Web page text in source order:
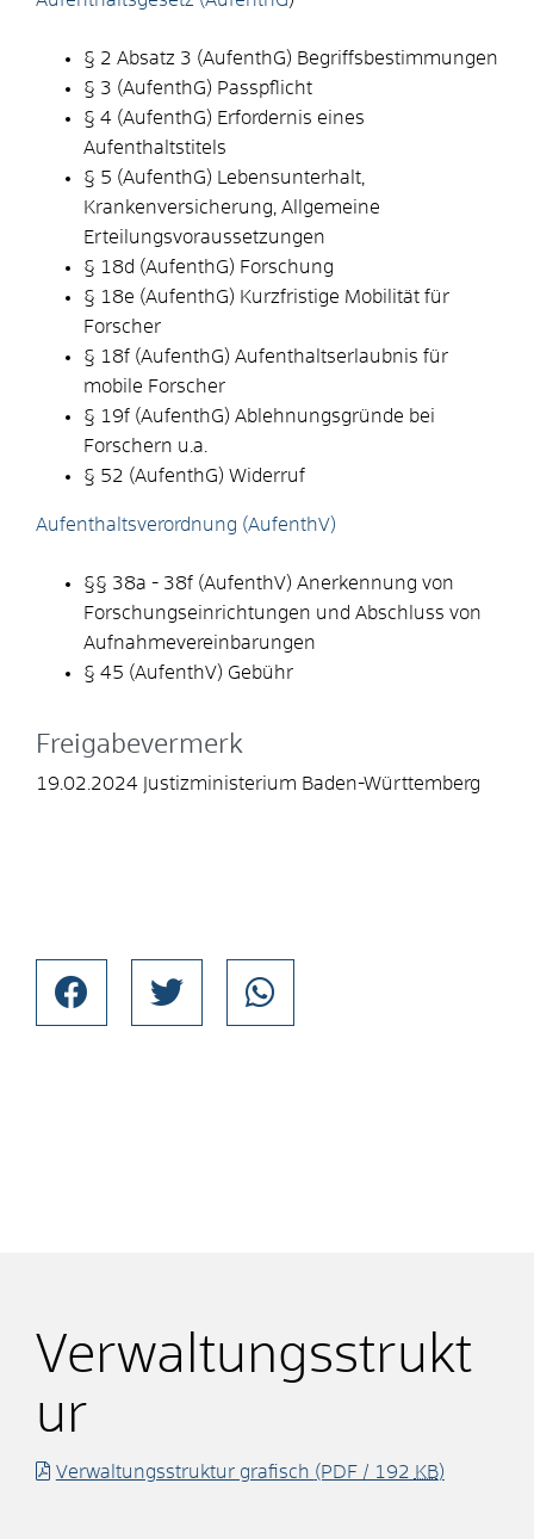
§ 2 Absatz 3 (AufenthG) Begriffsbestimmungen
§ 3 (AufenthG) Passpflicht
§ 4 (AufenthG) Erfordernis eines
Aufenthaltstitels
§ 5 (AufenthG) Lebensunterhalt,
Krankenversicherung, Allgemeine
Erteilungsvoraussetzungen
§ 18d (AufenthG) Forschung
§ 18e (AufenthG) Kurzfristige Mobilität für
Forscher
§ 18f (AufenthG) Aufenthaltserlaubnis für
mobile Forscher
§ 19f (AufenthG) Ablehnungsgründe bei
Forschern u.a.
§ 52 (AufenthG) Widerruf
Aufenthaltsverordnung (AufenthV)
§§ 38a - 38f (AufenthV) Anerkennung von
Forschungseinrichtungen und Abschluss von
Aufnahmevereinbarungen
§ 45 (AufenthV) Gebühr
Freigabevermerk
19.02.2024 Justizministerium Baden-Württemberg
Verwaltungsstrukt
ur
Verwaltungsstruktur grafisch (PDF / 192 KB)